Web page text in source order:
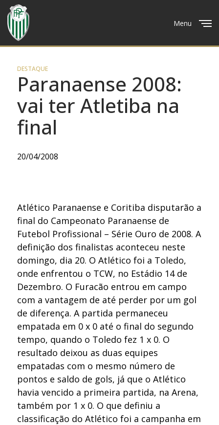
Menu
DESTAQUE
Paranaense 2008:
vai ter Atletiba na
final
20/04/2008
Atlético Paranaense e Coritiba disputarão a
final do Campeonato Paranaense de
Futebol Profissional – Série Ouro de 2008. A
definição dos finalistas aconteceu neste
domingo, dia 20. O Atlético foi a Toledo,
onde enfrentou o TCW, no Estádio 14 de
Dezembro. O Furacão entrou em campo
com a vantagem de até perder por um gol
de diferença. A partida permaneceu
empatada em 0 x 0 até o final do segundo
tempo, quando o Toledo fez 1 x 0. O
resultado deixou as duas equipes
empatadas com o mesmo número de
pontos e saldo de gols, já que o Atlético
havia vencido a primeira partida, na Arena,
também por 1 x 0. O que definiu a
classificação do Atlético foi a campanha em